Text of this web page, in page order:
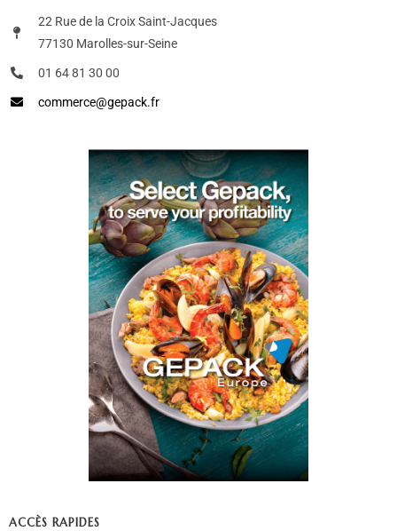
22 Rue de la Croix Saint-Jacques
77130 Marolles-sur-Seine
01 64 81 30 00
commerce@gepack.fr
ACCÈS RAPIDES